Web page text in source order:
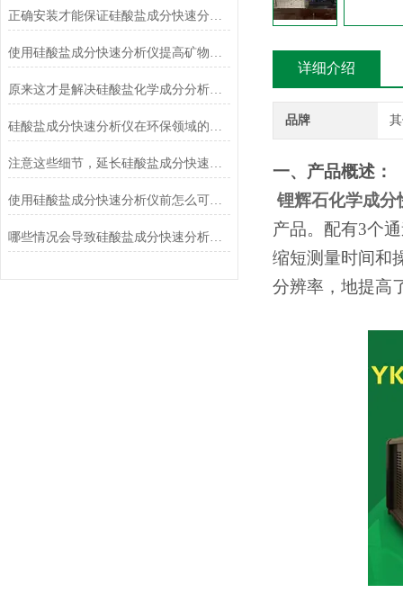
正确安装才能保证硅酸盐成分快速分析仪的正常运行
使用硅酸盐成分快速分析仪提高矿物加工效率
原来这才是解决硅酸盐化学成分分析常见故障的正确方法！
硅酸盐成分快速分析仪在环保领域的应用及前景
注意这些细节，延长硅酸盐成分快速分析仪使用寿命
使用硅酸盐成分快速分析仪前怎么可以不了解这些！
哪些情况会导致硅酸盐成分快速分析仪测定结果不准确？
详细介绍
品牌
一、产品概述：
锂辉石化学成分
产品。配有3个
缩短测量时间和
分辨率，地提高